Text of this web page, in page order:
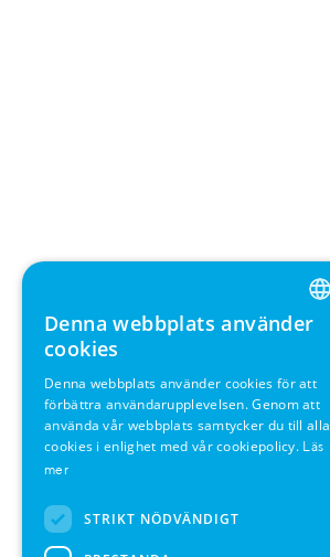
ENGLISH
SWEDISH
FRENCH
Denna webbplats använder
cookies
Denna webbplats använder cookies för att
förbättra användarupplevelsen. Genom att
använda vår webbplats samtycker du till alla
cookies i enlighet med vår cookiepolicy. Läs
mer
STRIKT NÖDVÄNDIGT